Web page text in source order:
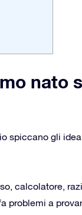
nato
spiccano gli
calcolatore,
problemi a